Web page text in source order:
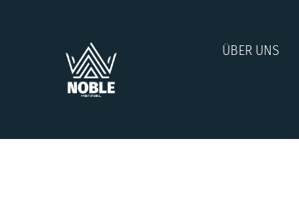
ÜBER UNS